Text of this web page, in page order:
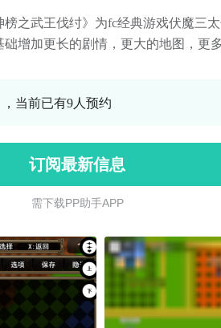
榜之武王伐纣》为fc经典游戏伏魔三
础增加更长的剧情，更大的地图，更
瘾，完整体验封神量劫的快感。四大部
，当前已有9人预约
订阅最新信息
需 下 载 P P 助 手 A P P